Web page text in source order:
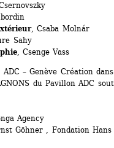
, Csaba Molnár
Sahy
, Csenge Vass
ADC – Genève Création
du Pavillon ADC
Agency
Göhner , Fondation